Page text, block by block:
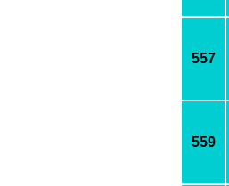
557
559